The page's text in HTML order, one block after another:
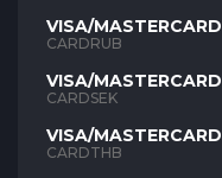
VISA/MASTERCARD
RUB
CARDRUB
VISA/MASTERCARD
SEK
CARDSEK
VISA/MASTERCARD
THB
CARDTHB